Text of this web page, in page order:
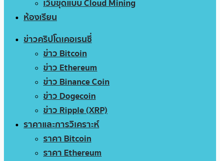
เว็บขุดแบบ Cloud Mining
ห้องเรียน
ข่าวคริปโตเคอเรนซี่
ข่าว Bitcoin
ข่าว Ethereum
ข่าว Binance Coin
ข่าว Dogecoin
ข่าว Ripple (XRP)
ราคาและการวิเคราะห์
ราคา Bitcoin
ราคา Ethereum